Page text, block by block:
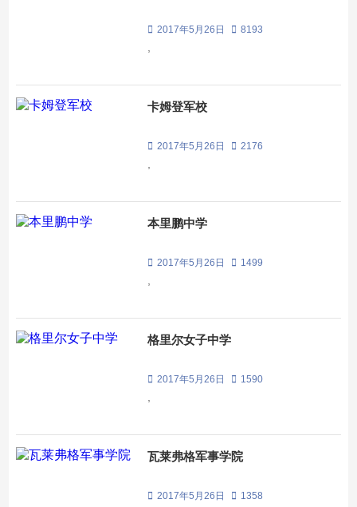
2017年5月26日 8193
卡姆登军校
2017年5月26日 2176
本里鹏中学
2017年5月26日 1499
格里尔女子中学
2017年5月26日 1590
瓦莱弗格军事学院
2017年5月26日 1358